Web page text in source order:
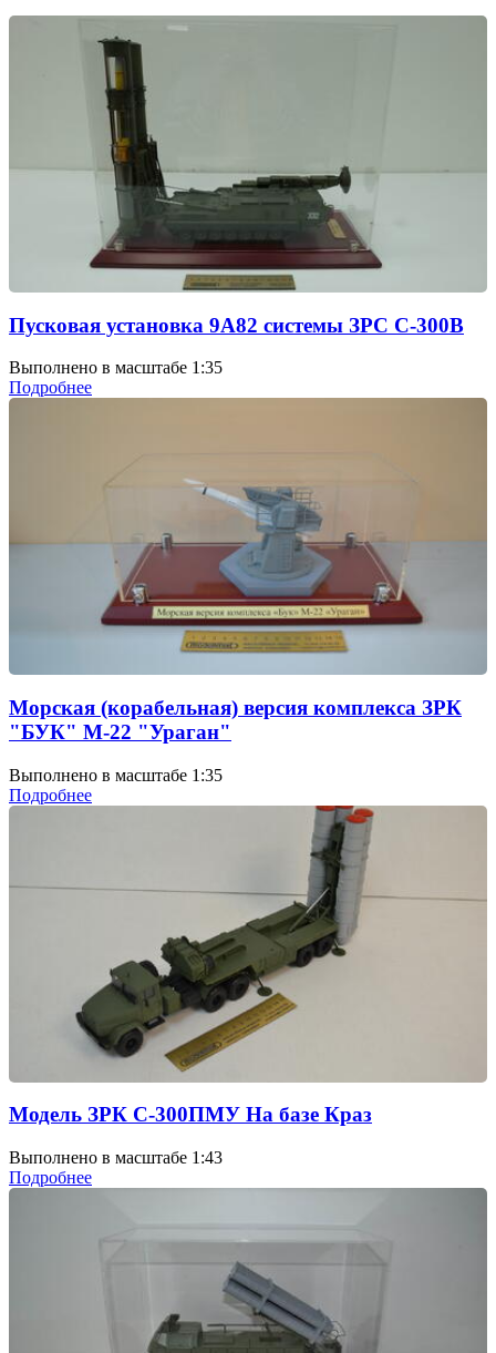
Пусковая установка 9А82 системы ЗРС С-300В
Выполнено в масштабе 1:35
Подробнее
Морская (корабельная) версия комплекса ЗРК
"БУК" М-22 "Ураган"
Выполнено в масштабе 1:35
Подробнее
Модель ЗРК С-300ПМУ На базе Краз
Выполнено в масштабе 1:43
Подробнее